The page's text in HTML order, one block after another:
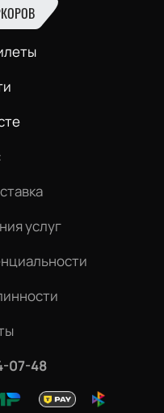
услуг
07-48